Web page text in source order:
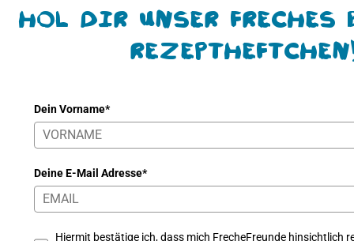
Hol Dir unser freches
Dein Vorname*
Deine E-Mail Adresse*
Hiermit bestätige ich, dass mich FrecheFreunde hinsichtlich